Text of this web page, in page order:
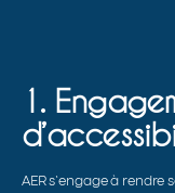
1.
AER s’engage à rendre